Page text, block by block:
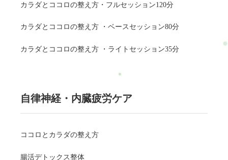
カラダとココロの整え方・フルセッション120分
カラダとココロの整え方 ・ベースセッション80分
カラダとココロの整え方 ・ライトセッション35分
自律神経・内臓疲労ケア
ココロとカラダの整え方
腸活デトックス整体